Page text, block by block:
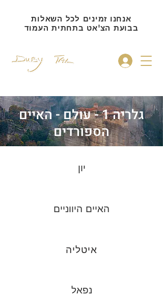
אנחנו זמינים לכל השאלות
בבועת הצ'אט בתחתית העמוד
גלריה 1 - עולם - האיים
הספורדים
יון
האיים היווניים
איטליה
נפאל